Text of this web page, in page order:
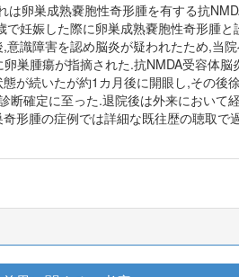
卵巣成熟嚢胞性奇形腫を有する抗
妊娠した際に卵巣成熟嚢胞性奇形腫と
識障害を認め脳炎が疑われたため,当院
巣腫瘍が指摘された.抗NMDA受容体脳
が続いたが約1カ月後に開眼し,その後
確定に至った.退院後は外来において
形腫の症例では詳細な既往歴の聴取で